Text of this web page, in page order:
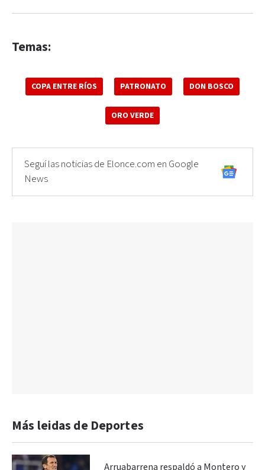
Temas:
COPA ENTRE RÍOS PATRONATO DON BOSCO
ORO VERDE
Seguí las noticias de Elonce.com en Google
News
Más leidas de Deportes
Arruabarrena respaldó a Montero y